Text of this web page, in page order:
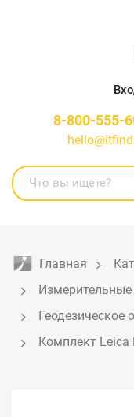
8-800-555-
Главная
Измерительные
Геодезическое
Комплект Leica